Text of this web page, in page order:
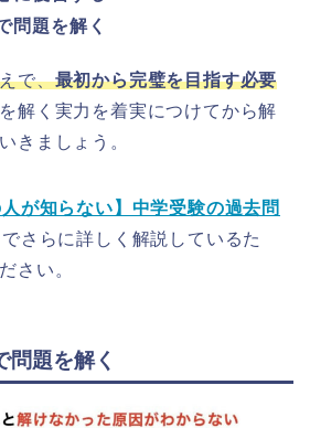
問題を解く
で、最初から完璧を目指す必要
解く実力を着実につけてから解
きましょう。
人が知らない】中学受験の過去問
でさらに詳しく解説しているた
さい。
問題を解く